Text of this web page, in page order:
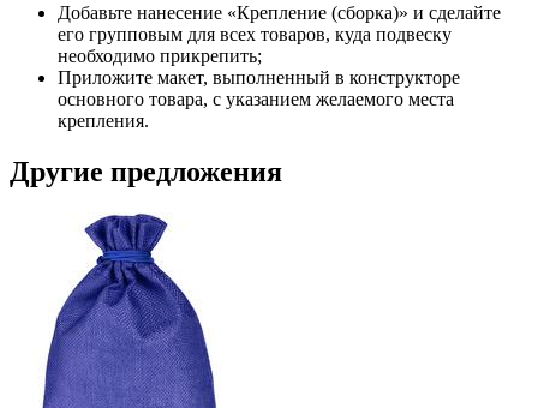
Добавьте нанесение «Крепление (сборка)» и сделайте
его групповым для всех товаров, куда подвеску
необходимо прикрепить;
Приложите макет, выполненный в конструкторе
основного товара, с указанием желаемого места
крепления.
Другие предложения